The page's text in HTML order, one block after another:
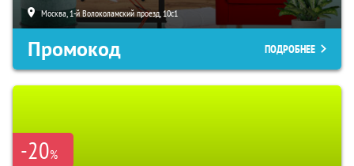
Москва, 1-й Волоколамский проезд, 10с1
Промокод ПОДРОБНЕЕ
-20%